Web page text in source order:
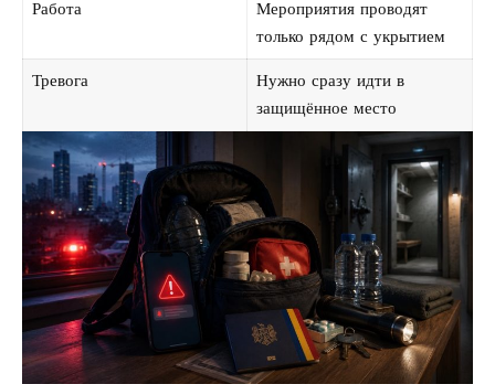
Работа
Мероприятия проводят
только рядом с укрытием
Тревога
Нужно сразу идти в
защищённое место